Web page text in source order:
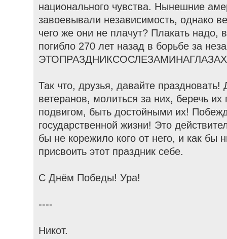
национального чувства. Нынешние
завоевывали независимость, однако
чего же они не плачут? Плакать надо,
погибло 270 лет назад в борьбе за
Так что, друзья, давайте праздновать!
ветеранов, молиться за них, беречь их
подвигом, быть достойными их!
государственной жизни! Это
бы не корежило кого от него, и как бы
присвоить этот праздник себе.
С Днём Победы! Ура!
----
Никот.